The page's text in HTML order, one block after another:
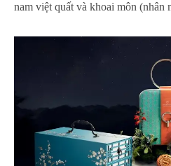
nam việt quất và khoai môn (nhân